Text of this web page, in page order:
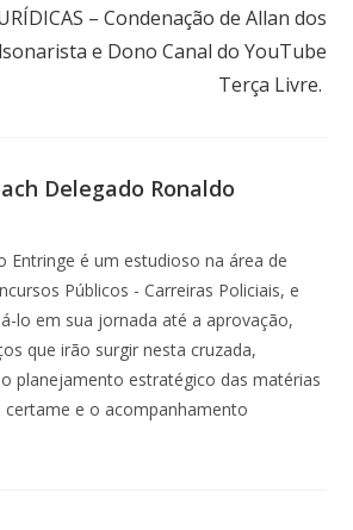
– Condenação de Allan dos
e Dono Canal do YouTube
Terça Livre.
Delegado Ronaldo
Entringe é um estudioso na área de
Públicos - Carreiras Policiais, e
lo em sua jornada até a aprovação,
que irão surgir nesta cruzada,
planejamento estratégico das matérias
e o acompanhamento